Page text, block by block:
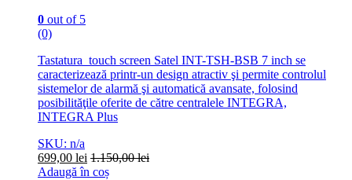
0 out of 5
(0)
Tastatura touch screen Satel INT-TSH-BSB 7 inch se
caracterizează printr-un design atractiv şi permite controlul
sistemelor de alarmă şi automatică avansate, folosind
posibilităţile oferite de către centralele INTEGRA,
INTEGRA Plus
SKU: n/a
699,00 lei 1.150,00lei
Adaugă în coș